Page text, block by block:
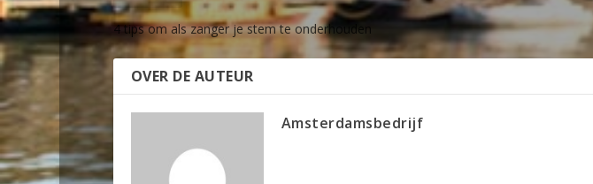
4 tips om als zanger je stem te onderhouden
OVER DE AUTEUR
Amsterdamsbedrijf